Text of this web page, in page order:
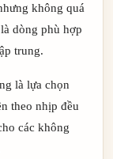
không quá
dòng phù hợp
trung.
là lựa chọn
theo nhịp đều
các không